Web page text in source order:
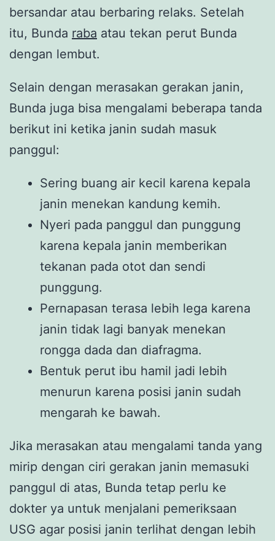
bersandar atau berbaring relaks. Setelah
itu, Bunda raba atau tekan perut Bunda
dengan lembut.
Selain dengan merasakan gerakan janin,
Bunda juga bisa mengalami beberapa tanda
berikut ini ketika janin sudah masuk
panggul:
Sering buang air kecil karena kepala
janin menekan kandung kemih.
Nyeri pada panggul dan punggung
karena kepala janin memberikan
tekanan pada otot dan sendi
punggung.
Pernapasan terasa lebih lega karena
janin tidak lagi banyak menekan
rongga dada dan diafragma.
Bentuk perut ibu hamil jadi lebih
menurun karena posisi janin sudah
mengarah ke bawah.
Jika merasakan atau mengalami tanda yang
mirip dengan ciri gerakan janin memasuki
panggul di atas, Bunda tetap perlu ke
dokter ya untuk menjalani pemeriksaan
USG agar posisi janin terlihat dengan lebih